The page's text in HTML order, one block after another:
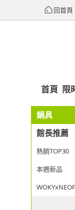
回首頁
首頁 限
鍋具
館長推薦
熱銷TOP30
本週新品